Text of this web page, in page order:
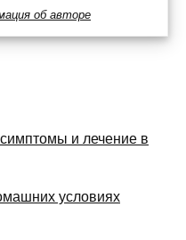
об авторе
и лечение в
условиях